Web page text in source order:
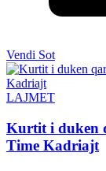
Vendi Sot
LAJMET
Kurtit i duken
Time Kadriajt